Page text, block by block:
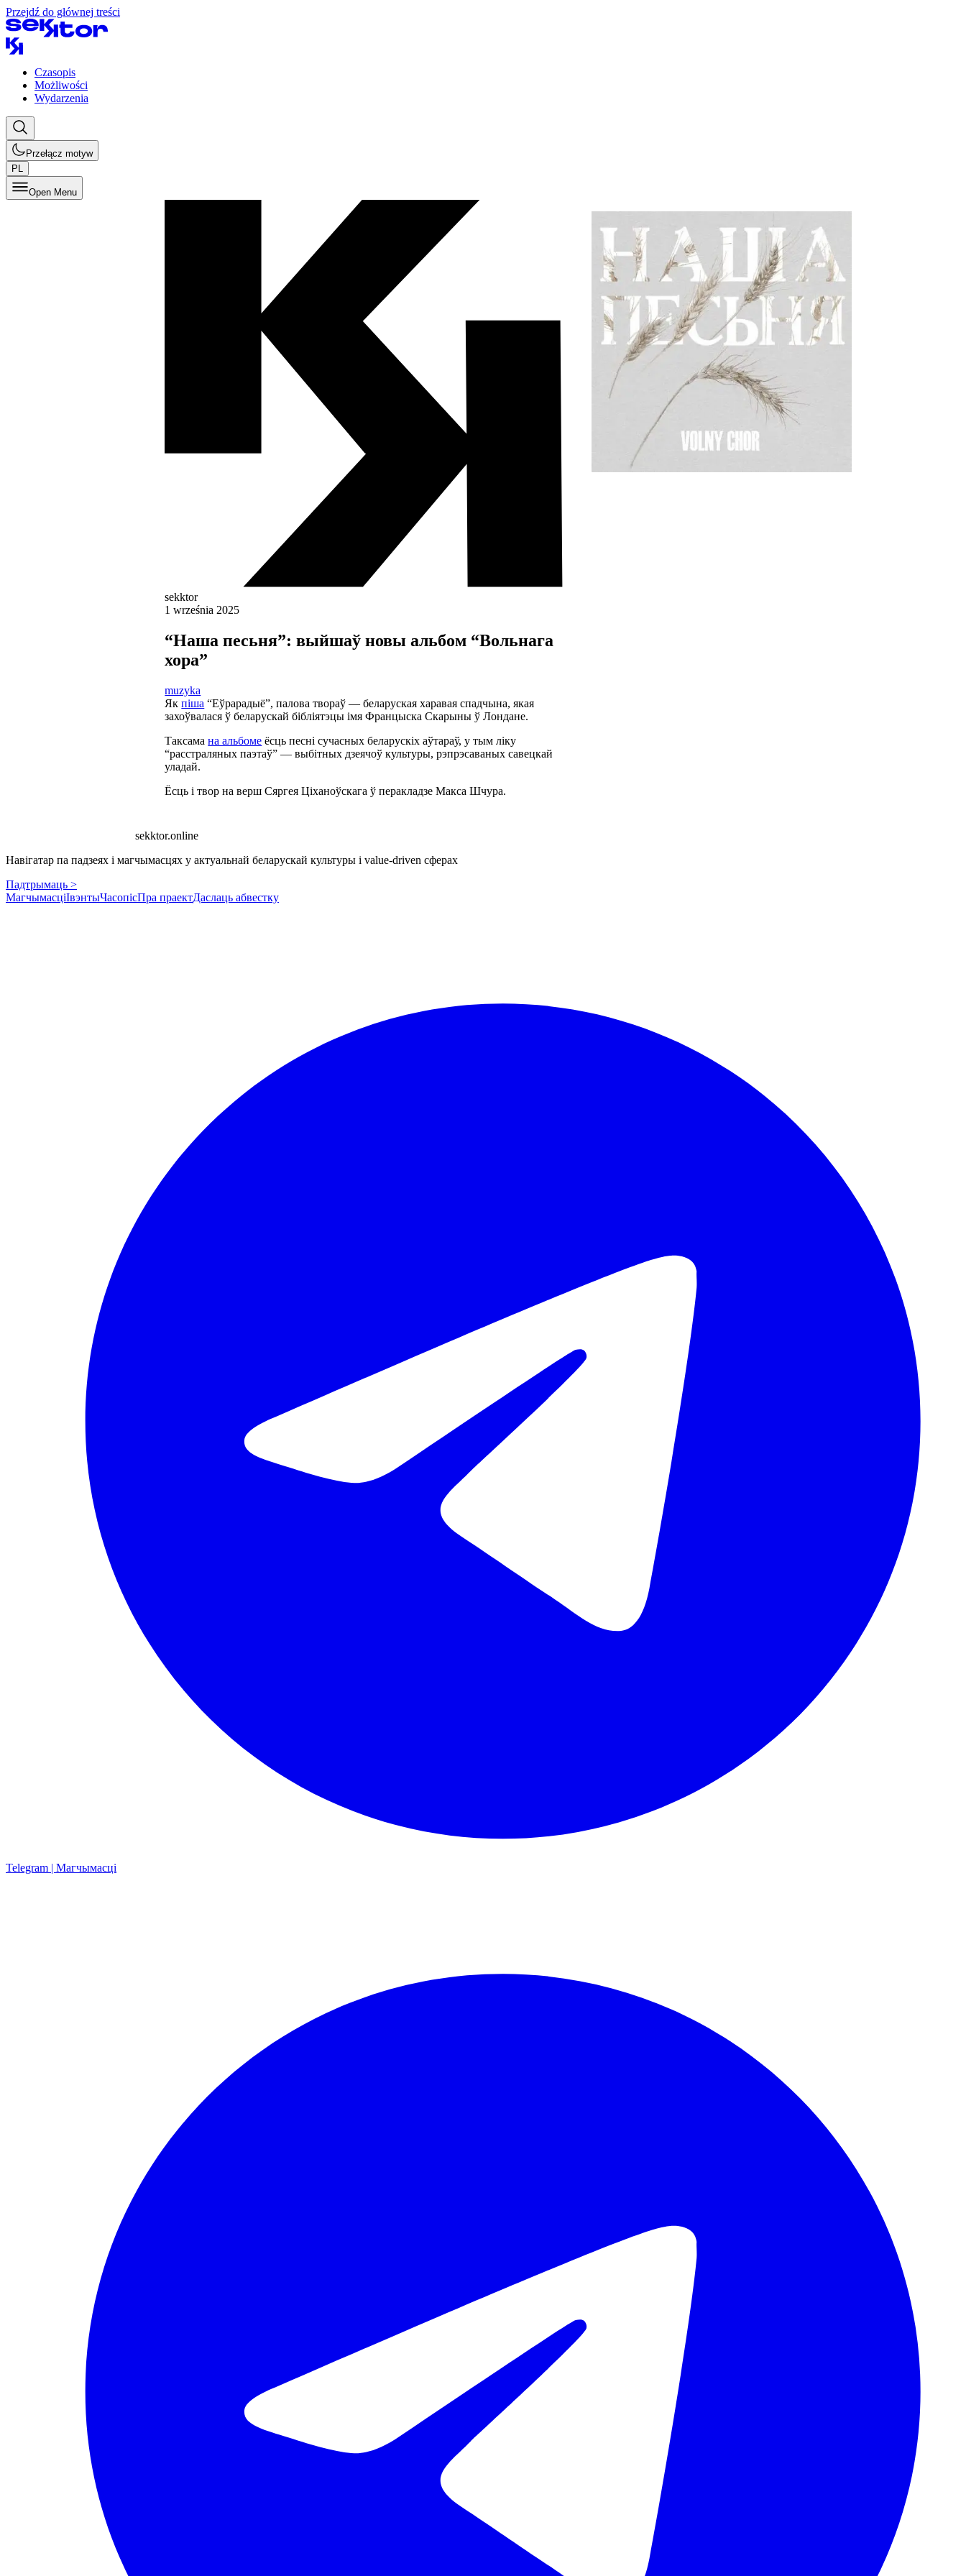
Przejdź do głównej treści
Czasopis
Możliwości
Wydarzenia
Przełącz motyw
PL
Open Menu
sekktor
1 września 2025
“Наша песьня”: выйшаў новы альбом “Вольнага
хора”
muzyka
Якпіша “Еўрарадыё”, палова твораў — беларуская харавая спадчына, якая
захоўвалася ў беларускай бібліятэцы імя Францыска Скарыны ў Лондане.
Таксамана альбоме ёсць песні сучасных беларускіх аўтараў, у тым ліку
“расстраляных паэтаў” — выбітных дзеячоў культуры, рэпрэсаваных савецкай
уладай.
Ёсць і твор на верш Сяргея Ціханоўскага ў перакладзе Макса Шчура.
sekktor.online
Навігатар па падзеях і магчымасцях у актуальнай беларускай культуры і value-driven сферах
Падтрымаць >
МагчымасціІвэнтыЧасопісПра праектДаслаць абвестку
Telegram | Магчымасці